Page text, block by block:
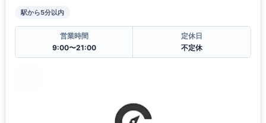
駅から5分以内
営業時間
9:00〜21:00
定休日
不定休